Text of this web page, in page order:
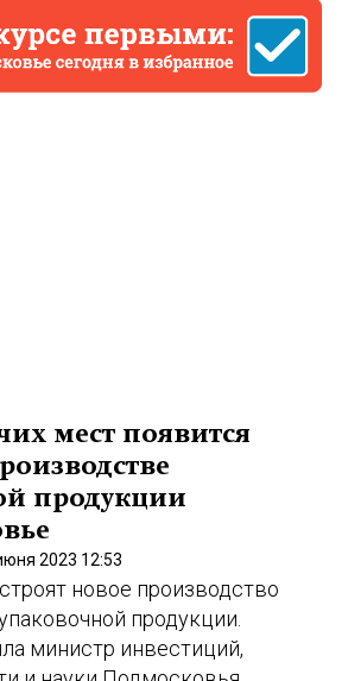
мест появится
продукции
2023 12:53
новое производство
продукции.
министр инвестиций,